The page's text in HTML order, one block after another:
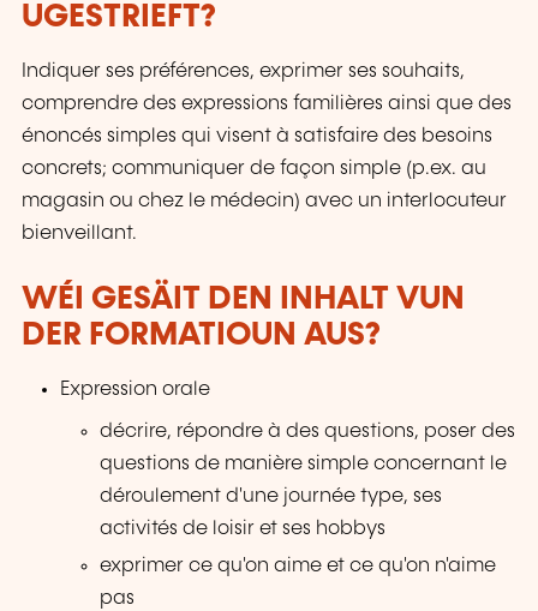
UGESTRIEFT?
Indiquer ses préférences, exprimer ses souhaits,
comprendre des expressions familières ainsi que des
énoncés simples qui visent à satisfaire des besoins
concrets; communiquer de façon simple (p.ex. au
magasin ou chez le médecin) avec un interlocuteur
bienveillant.
WÉI GESÄIT DEN INHALT VUN
DER FORMATIOUN AUS?
Expression orale
décrire, répondre à des questions, poser des
questions de manière simple concernant le
déroulement d'une journée type, ses
activités de loisir et ses hobbys
exprimer ce qu'on aime et ce qu'on n'aime
pas